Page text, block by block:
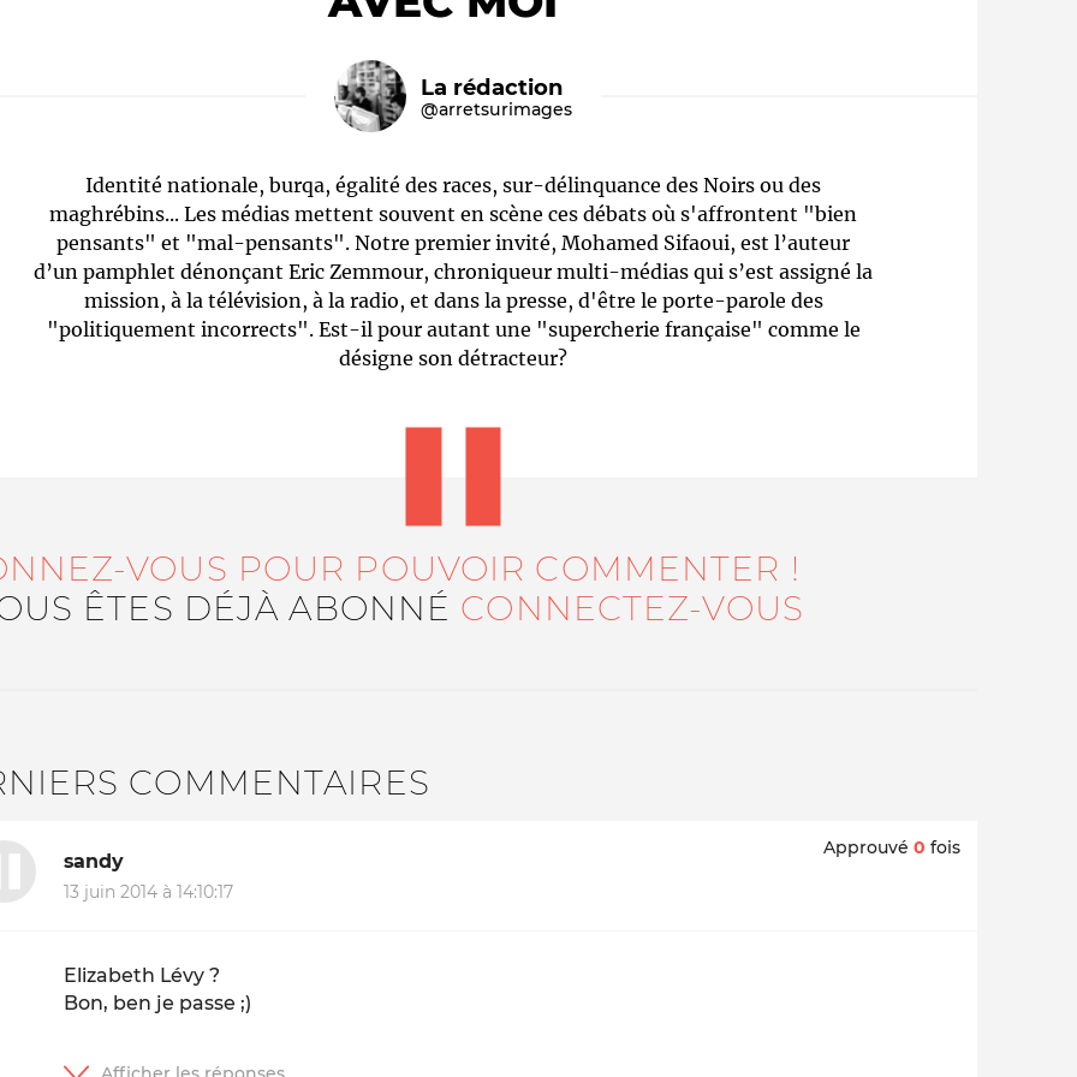
Le médiateur L'équipe Qui sommes-nous ?
La rédaction
@arretsurimages
Identité nationale, burqa, égalité des races, sur-délinquance des Noirs ou des
maghrébins... Les médias mettent souvent en scène ces débats où s'affrontent "bien
pensants" et "mal-pensants". Notre premier invité, Mohamed Sifaoui, est l’auteur
d’un pamphlet dénonçant Eric Zemmour, chroniqueur multi-médias qui s’est assigné la
mission, à la télévision, à la radio, et dans la presse, d'être le porte-parole des
"politiquement incorrects". Est-il pour autant une "supercherie française" comme le
désigne son détracteur?
VOUS POUR POUVOIR COMMENTER !
ÊTES DÉJÀ ABONNÉ CONNECTEZ-VOUS
COMMENTAIRES
sandy
13 juin 2014 à 14:10:17
Approuvé 0 fois
Elizabeth Lévy ?
Bon, ben je passe ;)